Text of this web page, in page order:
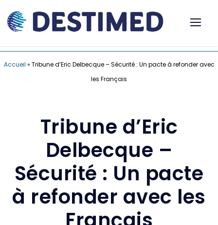
Accueil » Tribune d’Eric Delbecque – Sécurité : Un pacte à refonder avec
les Français
Tribune d’Eric
Delbecque –
Sécurité : Un pacte
à refonder avec les